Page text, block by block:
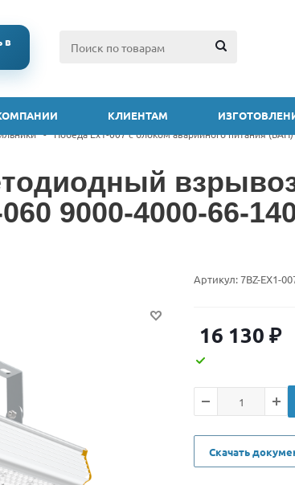
в
КЛИЕНТАМ
- Победа Ex1-007 с блоком аварийного питания (БАП)
9000-4000-66-
Артикул:7BZ-EX1-
16 130 ₽
Скачать